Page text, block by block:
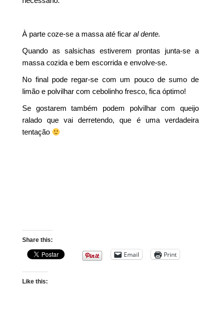
À parte coze-se a massa até ficar al dente.
Quando as salsichas estiverem prontas junta-se a
massa cozida e bem escorrida e envolve-se.
No final pode regar-se com um pouco de sumo de
limão e polvilhar com cebolinho fresco, fica óptimo!
Se gostarem também podem polvilhar com queijo
ralado que vai derretendo, que é uma verdadeira
tentação
Share this:
Email Print
Like this: